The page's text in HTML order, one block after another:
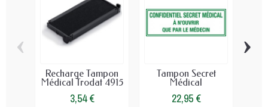
Recharge Tampon
Médical Trodat 4915
3,54 €
Tampon Secret
Médical
22,95 €
‹ ›